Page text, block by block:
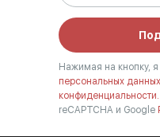
Нажимая на кнопку,
персональных данных
конфиденциальности.
reCAPTCHA и Google